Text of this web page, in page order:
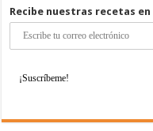
Recibe nuestras recetas